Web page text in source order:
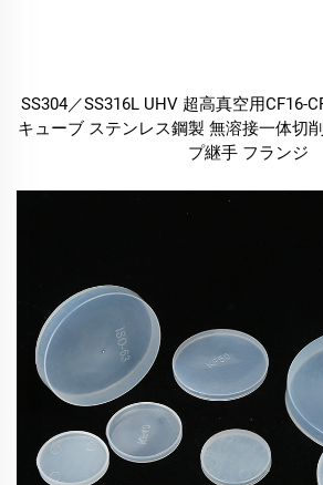
SS304／SS316L UHV 超高真空用CF16-
キューブ ステンレス鋼製 無溶接一体切
プ継手 フランジ